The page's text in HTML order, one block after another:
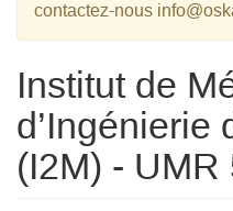
contactez-nous
Institut de
d’Ingénierie
(I2M) - UMR